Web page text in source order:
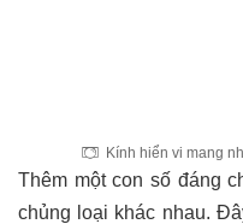
Kính hiển vi mang
Thêm một con số đáng
chủng loại khác nhau.